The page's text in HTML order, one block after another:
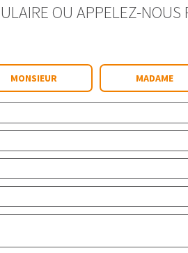
OU APPELEZ-NOUS
MONSIEUR MADAME